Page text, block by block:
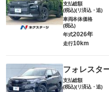
支払総額
(税込)(リ済込・追)
車両本体価格
(税込)
年式2026年
走行10km
フォレスタ
支払総額
(税込)(リ済込・追)